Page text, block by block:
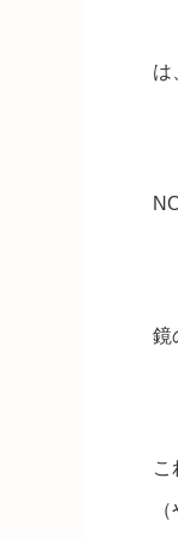
は
鏡
こ